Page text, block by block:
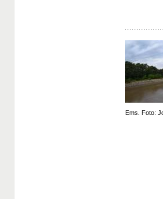
Ems. Foto: